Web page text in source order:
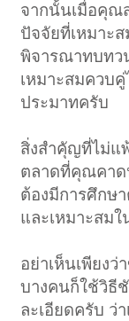
จากนั้นเมื่อคุณ
ปัจจัยที่เหมาะ
พิจารณาทบทว
เหมาะสมควบ
ประมาทครับ
สิ่งสำคัุญที่ไม่แ
ตลาดที่คุณคาด
ต้องมีการศึกษ
และเหมาะสม
อย่าเห็นเพียงว่
บางคนก็ใช้วิธี
ละเอียดครับ ว่